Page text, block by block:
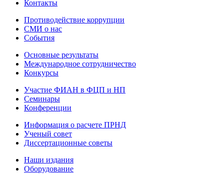
Контакты
Противодействие коррупции
СМИ о нас
События
Основные результаты
Международное сотрудничество
Конкурсы
Участие ФИАН в ФЦП и НП
Семинары
Конференции
Информация о расчете ПРНД
Ученый совет
Диссертационные советы
Наши издания
Оборудование